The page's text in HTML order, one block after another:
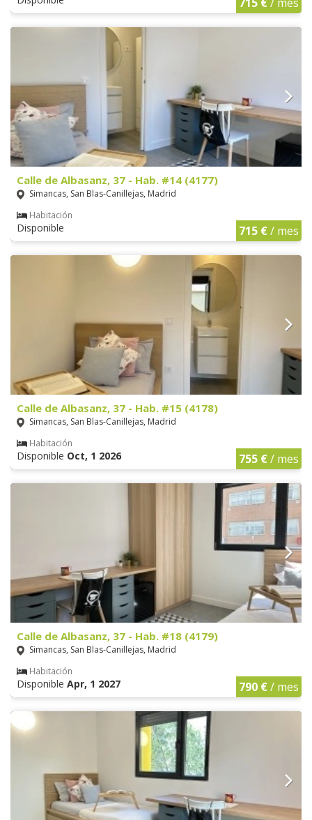
Calle de Albasanz, 37 - Hab. #14 (4177)
Simancas, San Blas-Canillejas, Madrid
Habitación
Disponible 715 €/ mes
Calle de Albasanz, 37 - Hab. #15 (4178)
Simancas, San Blas-Canillejas, Madrid
Habitación
Disponible Oct, 1 2026 755 €/ mes
Calle de Albasanz, 37 - Hab. #18 (4179)
Simancas, San Blas-Canillejas, Madrid
Habitación
Disponible Apr, 1 2027 790 €/ mes